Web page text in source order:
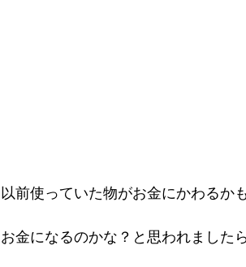
以前使っていた物がお金にかわるか
お金になるのかな？と思われました